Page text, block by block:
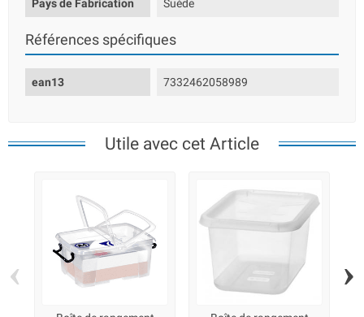
Pays de Fabrication Suède
Références spécifiques
ean13 7332462058989
Utile avec cet Article
‹ ›